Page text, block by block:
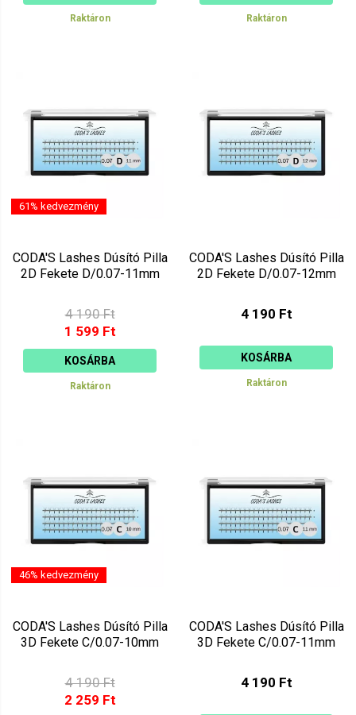
Raktáron Raktáron
61% kedvezmény
CODA'S Lashes Dúsító Pilla
2D Fekete D/0.07-11mm
4 190 Ft
1 599 Ft
KOSÁRBA
Raktáron
CODA'S Lashes Dúsító Pilla
2D Fekete D/0.07-12mm
4 190 Ft
KOSÁRBA
Raktáron
46% kedvezmény
CODA'S Lashes Dúsító Pilla
3D Fekete C/0.07-10mm
4 190 Ft
2 259 Ft
CODA'S Lashes Dúsító Pilla
3D Fekete C/0.07-11mm
4 190 Ft